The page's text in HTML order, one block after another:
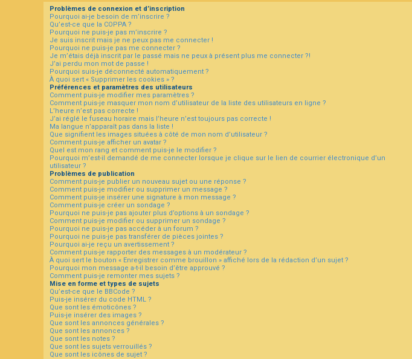
Problèmes de connexion et d’inscription
Pourquoi ai-je besoin de m’inscrire ?
Qu’est-ce que la COPPA ?
Pourquoi ne puis-je pas m’inscrire ?
Je suis inscrit mais je ne peux pas me connecter !
Pourquoi ne puis-je pas me connecter ?
Je m’étais déjà inscrit par le passé mais ne peux à présent plus me connecter ?!
J’ai perdu mon mot de passe !
Pourquoi suis-je déconnecté automatiquement ?
À quoi sert « Supprimer les cookies » ?
Préférences et paramètres des utilisateurs
Comment puis-je modifier mes paramètres ?
Comment puis-je masquer mon nom d’utilisateur de la liste des utilisateurs en ligne ?
L’heure n’est pas correcte !
J’ai réglé le fuseau horaire mais l’heure n’est toujours pas correcte !
Ma langue n’apparaît pas dans la liste !
Que signifient les images situées à côté de mon nom d’utilisateur ?
Comment puis-je afficher un avatar ?
Quel est mon rang et comment puis-je le modifier ?
Pourquoi m’est-il demandé de me connecter lorsque je clique sur le lien de courrier électronique d’un
utilisateur ?
Problèmes de publication
Comment puis-je publier un nouveau sujet ou une réponse ?
Comment puis-je modifier ou supprimer un message ?
Comment puis-je insérer une signature à mon message ?
Comment puis-je créer un sondage ?
Pourquoi ne puis-je pas ajouter plus d’options à un sondage ?
Comment puis-je modifier ou supprimer un sondage ?
Pourquoi ne puis-je pas accéder à un forum ?
Pourquoi ne puis-je pas transférer de pièces jointes ?
Pourquoi ai-je reçu un avertissement ?
Comment puis-je rapporter des messages à un modérateur ?
À quoi sert le bouton « Enregistrer comme brouillon » affiché lors de la rédaction d’un sujet ?
Pourquoi mon message a-t-il besoin d’être approuvé ?
Comment puis-je remonter mes sujets ?
Mise en forme et types de sujets
Qu’est-ce que le BBCode ?
Puis-je insérer du code HTML ?
Que sont les émoticônes ?
Puis-je insérer des images ?
Que sont les annonces générales ?
Que sont les annonces ?
Que sont les notes ?
Que sont les sujets verrouillés ?
Que sont les icônes de sujet ?